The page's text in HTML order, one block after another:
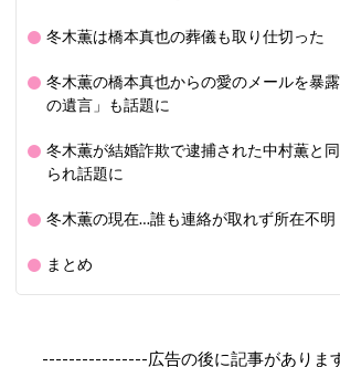
冬木薫は橋本真也の葬儀も取り仕切った
冬木薫の橋本真也からの愛のメールを暴
の遺言」も話題に
冬木薫が結婚詐欺で逮捕された中村薫と
られ話題に
冬木薫の現在…誰も連絡が取れず所在不明
まとめ
----------------広告の後に記事があり